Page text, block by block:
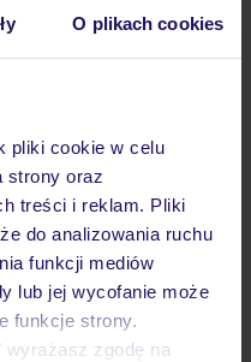
O plikach cookies
pliki cookie w celu
strony oraz
treści i reklam. Pliki
do analizowania ruchu
funkcji mediów
lub jej wycofanie może
funkcje strony.
wyrażasz zgodę na